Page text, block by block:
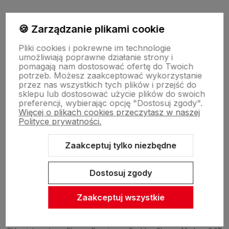
O firmie
Zasady sprzedaży
Pomoc
🍪 Zarządzanie plikami cookie
Pliki cookies i pokrewne im technologie
umożliwiają poprawne działanie strony i
pomagają nam dostosować ofertę do Twoich
potrzeb. Możesz zaakceptować wykorzystanie
przez nas wszystkich tych plików i przejść do
sklepu lub dostosować użycie plików do swoich
preferencji, wybierając opcję "Dostosuj zgody".
Więcej o plikach cookies przeczytasz w naszej
Polityce prywatności.
Zaakceptuj tylko niezbędne
Dostosuj zgody
Zaakceptuj wszystkie